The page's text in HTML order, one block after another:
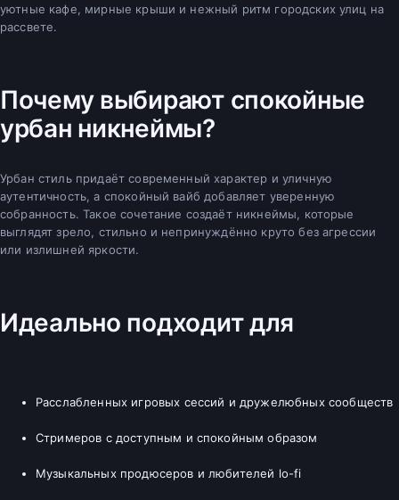
уютные кафе, мирные крыши и нежный ритм городских улиц на
рассвете.
Почему выбирают спокойные
урбан никнеймы?
Урбан стиль придаёт современный характер и уличную
аутентичность, а спокойный вайб добавляет уверенную
собранность. Такое сочетание создаёт никнеймы, которые
выглядят зрело, стильно и непринуждённо круто без агрессии
или излишней яркости.
Идеально подходит для
Расслабленных игровых сессий и дружелюбных сообществ
Стримеров с доступным и спокойным образом
Музыкальных продюсеров и любителей lo-fi